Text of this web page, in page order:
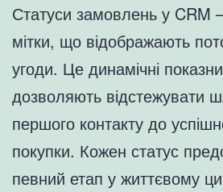
Статуси замовлень у CRM
мітки, що відображають
угоди. Це динамічні
дозволяють відстежувати
першого контакту до
покупки. Кожен статус
певний етап у життєвому